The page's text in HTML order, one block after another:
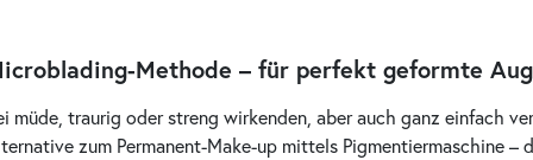
Methode – für perfekt geformte
müde, traurig oder streng wirkenden, aber auch ganz einfach
zum Permanent-Make-up mittels Pigmentiermaschine –